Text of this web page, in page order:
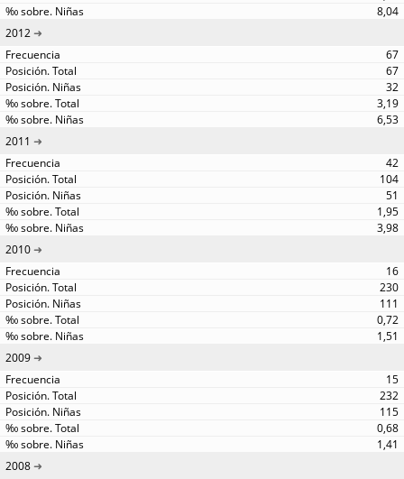
8,04
2012
67
67
32
3,19
6,53
2011
42
104
51
1,95
3,98
2010
16
230
111
0,72
1,51
2009
15
232
115
0,68
1,41
2008